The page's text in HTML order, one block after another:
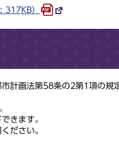
317KB）
計画法第58条の2第1項の規
きます。
ださい。